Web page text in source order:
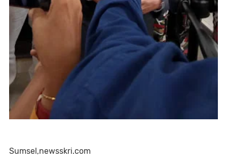
Sumsel,newsskri.com